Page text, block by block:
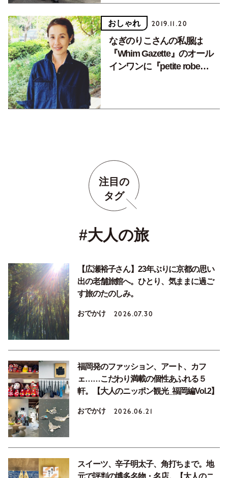
おしゃれ 2019.11.20
なぎのりこさんの私服は
『Whim Gazette』のオール
インワンに『petite robe
注目の
タグ
#大人の旅
【広瀬裕子さん】23年ぶりに京都の思い
出の老舗旅館へ。ひとり、気ままに過ご
す旅のたのしみ。
おでかけ 2026.07.30
福岡発のファッション、アート、カフ
ェ……こだわり満載の個性あふれる５
軒。【大人のニッポン観光_福岡編Vol.2】
おでかけ 2026.06.21
スイーツ、辛子明太子、角打ちまで。地